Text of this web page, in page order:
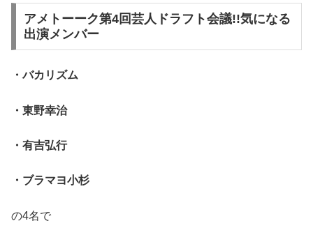
アメトーーク第4回芸人ドラフト会議!!気になる
出演メンバー
・バカリズム
・東野幸治
・有吉弘行
・ブラマヨ小杉
の4名で